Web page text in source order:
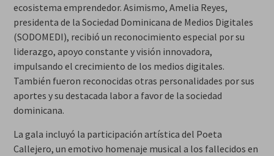
ecosistema emprendedor. Asimismo, Amelia Reyes,
presidenta de la Sociedad Dominicana de Medios Digitales
(SODOMEDI), recibió un reconocimiento especial por su
liderazgo, apoyo constante y visión innovadora,
impulsando el crecimiento de los medios digitales.
También fueron reconocidas otras personalidades por sus
aportes y su destacada labor a favor de la sociedad
dominicana.
La gala incluyó la participación artística del Poeta
Callejero, un emotivo homenaje musical a los fallecidos en